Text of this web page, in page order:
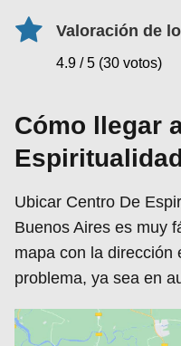
Valoración de
4.9 / 5 (30 votos)
Cómo llegar
Ubicar Centro De
Buenos Aires es muy
mapa con la dirección
problema, ya sea en